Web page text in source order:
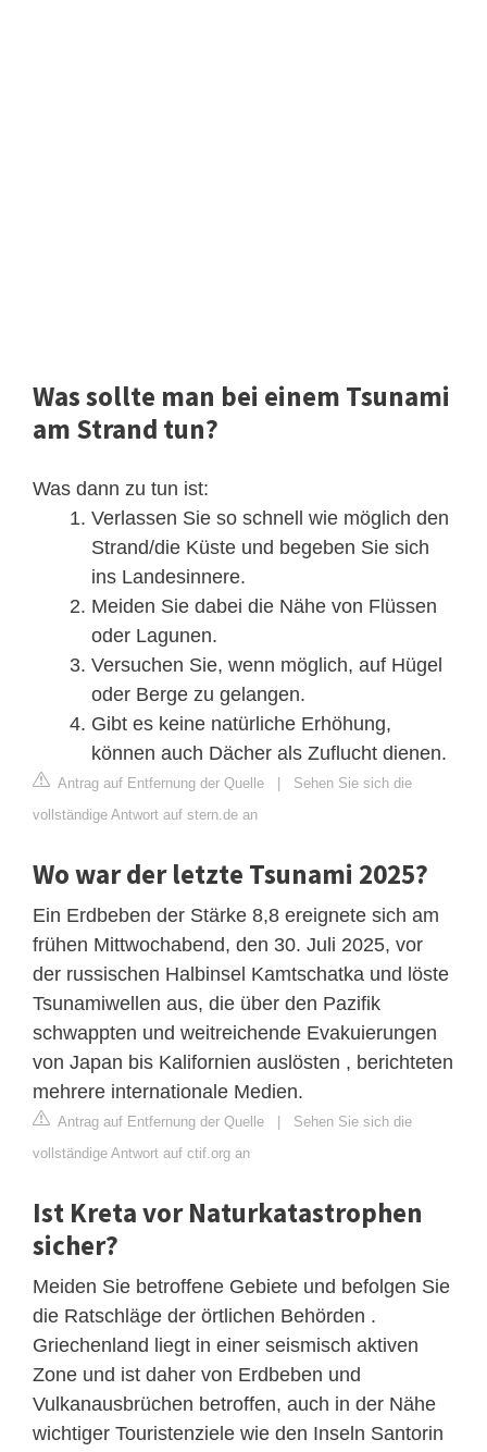
Was sollte man bei einem Tsunami
am Strand tun?
Was dann zu tun ist:
Verlassen Sie so schnell wie möglich den
Strand/die Küste und begeben Sie sich
ins Landesinnere.
Meiden Sie dabei die Nähe von Flüssen
oder Lagunen.
Versuchen Sie, wenn möglich, auf Hügel
oder Berge zu gelangen.
Gibt es keine natürliche Erhöhung,
können auch Dächer als Zuflucht dienen.
Antrag auf Entfernung der Quelle | Sehen Sie sich die
vollständige Antwort auf stern.de an
Wo war der letzte Tsunami 2025?
Ein Erdbeben der Stärke 8,8 ereignete sich am
frühen Mittwochabend, den 30. Juli 2025, vor
der russischen Halbinsel Kamtschatka und löste
Tsunamiwellen aus, die über den Pazifik
schwappten und weitreichende Evakuierungen
von Japan bis Kalifornien auslösten , berichteten
mehrere internationale Medien.
Antrag auf Entfernung der Quelle | Sehen Sie sich die
vollständige Antwort auf ctif.org an
Ist Kreta vor Naturkatastrophen
sicher?
Meiden Sie betroffene Gebiete und befolgen Sie
die Ratschläge der örtlichen Behörden .
Griechenland liegt in einer seismisch aktiven
Zone und ist daher von Erdbeben und
Vulkanausbrüchen betroffen, auch in der Nähe
wichtiger Touristenziele wie den Inseln Santorin